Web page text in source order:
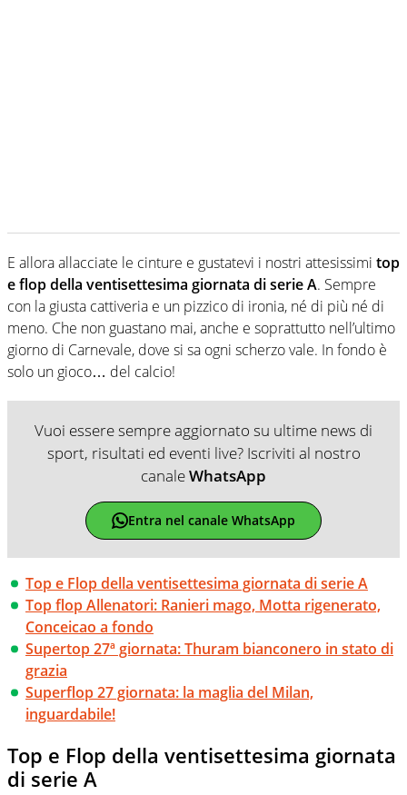
E allora allacciate le cinture e gustatevi i nostri attesissimi top
e flop della ventisettesima giornata di serie A. Sempre
con la giusta cattiveria e un pizzico di ironia, né di più né di
meno. Che non guastano mai, anche e soprattutto nell’ultimo
giorno di Carnevale, dove si sa ogni scherzo vale. In fondo è
solo un gioco… del calcio!
Vuoi essere sempre aggiornato su ultime news di
sport, risultati ed eventi live? Iscriviti al nostro
canaleWhatsApp
Entra nel canale WhatsApp
Top e Flop della ventisettesima giornata di serie A
Top flop Allenatori: Ranieri mago, Motta rigenerato,
Conceicao a fondo
Supertop 27ª giornata: Thuram bianconero in stato di
grazia
Superflop 27 giornata: la maglia del Milan,
inguardabile!
Top e Flop della ventisettesima giornata
di serie A